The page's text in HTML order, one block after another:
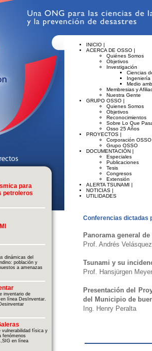
para
petroleros
dinámicas del
población y
a amenazas
inventario de
línea DesInventar.
vulnerabilidad física y
fenómenos
en línea
INICIO |
ACERCA DE OSSO |
Quiénes Somos
Objetivos
Investigación
Ciencias
Ingeniería
Medio
Membresias y
Nuestra Gente
GRUPO OSSO |
Quienes Somos
Objetivos
Reconocimientos
Sobre Lo Que
Osso 25 Años
PROYECTOS |
Corporación OSSO
Grupo OSSO
DOCUMENTACIÓN |
Especiales
Publicaciones
Tesis
Congresos
Extensión
ALERTA TSUNAMI |
NOTICIAS |
UTILIDADES
Conferencias dictadas
Panorama general
Prof. Andrés Velásquez
Tsunami y su
Prof. Hansjürgen Meyer
Presentación del
del Municipio de
Ing. Henry Peralta